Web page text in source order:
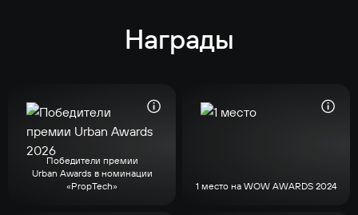
Награды
1 место на WOW AWARDS 2024
Победители премии
Urban Awards в номинации
«PropTech»